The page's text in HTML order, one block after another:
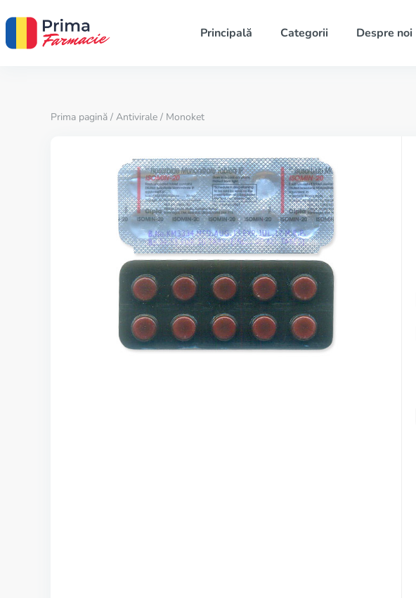
Principală Categorii Despre noi
Prima pagină / Antivirale / Monoket